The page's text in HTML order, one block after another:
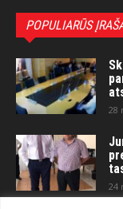
POPULIARŪS
28
24